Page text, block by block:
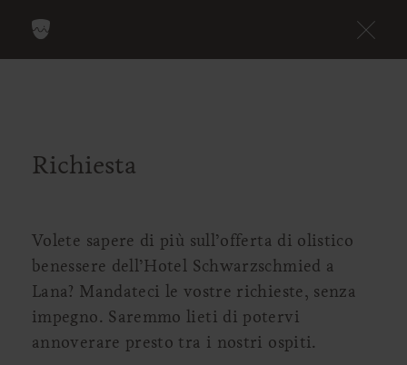
Richiesta
Volete sapere di più sull’offerta di olistico
benessere dell’Hotel Schwarzschmied a
Lana? Mandateci le vostre richieste, senza
impegno. Saremmo lieti di potervi
annoverare presto tra i nostri ospiti.